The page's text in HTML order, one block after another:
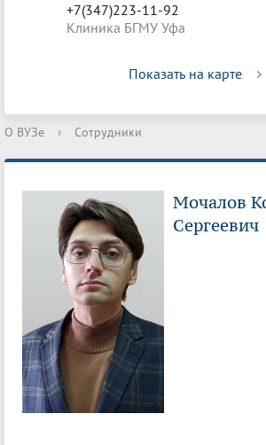
+7(347)223-11-92
Клиника БГМУ Уфа
Показать на карте
О ВУЗе › Сотрудники
Мочалов
Сергеевич